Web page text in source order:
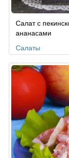
Салат с
ананасами
Салаты